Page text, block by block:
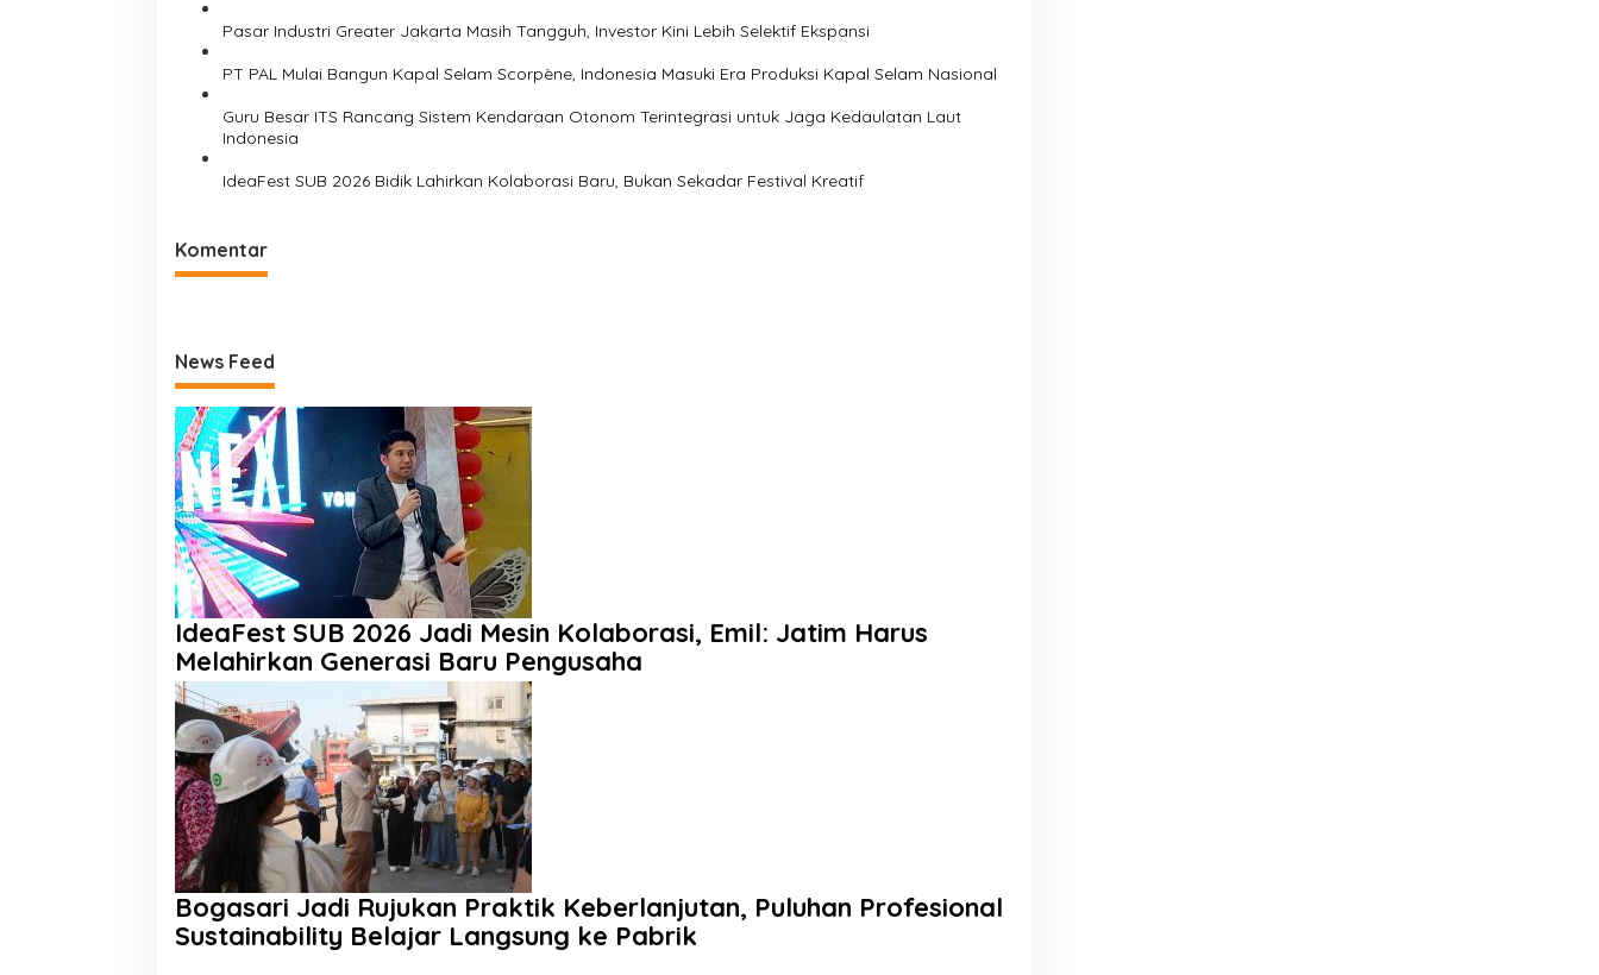
Pasar Industri Greater Jakarta Masih Tangguh, Investor Kini Lebih Selektif Ekspansi
PT PAL Mulai Bangun Kapal Selam Scorpène, Indonesia Masuki Era Produksi Kapal Selam Nasional
Guru Besar ITS Rancang Sistem Kendaraan Otonom Terintegrasi untuk Jaga Kedaulatan Laut
Indonesia
IdeaFest SUB 2026 Bidik Lahirkan Kolaborasi Baru, Bukan Sekadar Festival Kreatif
Komentar
News Feed
IdeaFest SUB 2026 Jadi Mesin Kolaborasi, Emil: Jatim Harus
Melahirkan Generasi Baru Pengusaha
Bogasari Jadi Rujukan Praktik Keberlanjutan, Puluhan Profesional
Sustainability Belajar Langsung ke Pabrik